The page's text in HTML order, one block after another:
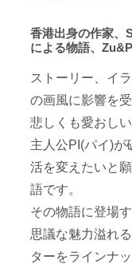
香港出身の作家、
による物語、
ストーリー、イ
の画風に影響を
悲しくも愛おし
主人公PI(パイ)が
活を変えたいと
語です。
その物語に登場
思議な魅力溢れ
ターをラインナッ